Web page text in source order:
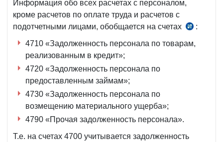
Информация обо всех расчетах с персоналом,
кроме расчетов по оплате труда и расчетов с
подотчетными лицами, обобщается на счетах
пп.
199–
:
4710 «Задолженность персонала по товарам,
реализованным в кредит»;
4720 «Задолженность персонала по
предоставленным займам»;
4730 «Задолженность персонала по
возмещению материального ущерба»;
4790 «Прочая задолженность персонала».
Т.е. на счетах 4700 учитывается задолженность